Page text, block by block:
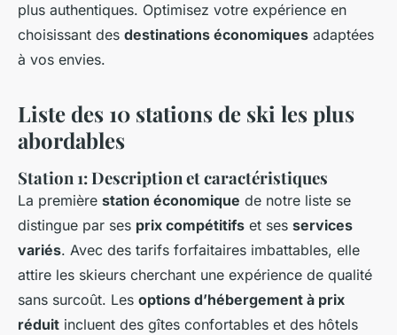
plus authentiques. Optimisez votre expérience en
choisissant des destinations économiques adaptées
à vos envies.
Liste des 10 stations de ski les plus
abordables
Station 1: Description et caractéristiques
La première station économique de notre liste se
distingue par ses prix compétitifs et ses services
variés. Avec des tarifs forfaitaires imbattables, elle
attire les skieurs cherchant une expérience de qualité
sans surcoût. Les options d’hébergement à prix
réduit incluent des gîtes confortables et des hôtels